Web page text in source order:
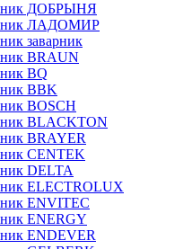
ДОБРЫНЯ
ЛАДОМИР
заварник
BRAUN
BQ
BBK
BOSCH
BLACKTON
BRAYER
CENTEK
DELTA
ELECTROLUX
ENVITEC
ENERGY
ENDEVER